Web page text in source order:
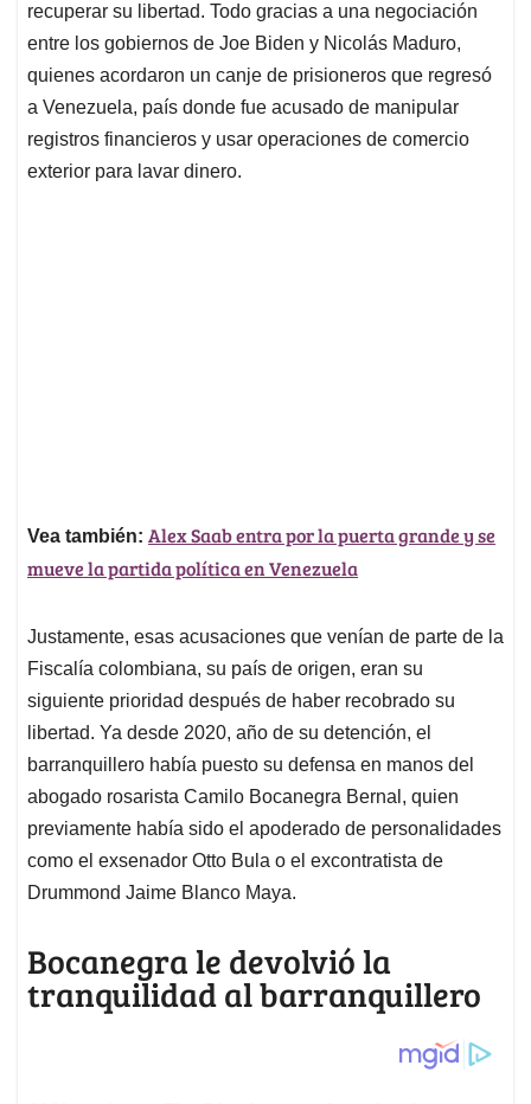
recuperar su libertad. Todo gracias a una negociación
entre los gobiernos de Joe Biden y Nicolás Maduro,
quienes acordaron un canje de prisioneros que regresó
a Venezuela, país donde fue acusado de manipular
registros financieros y usar operaciones de comercio
exterior para lavar dinero.
Vea también: Alex Saab entra por la puerta grande y se
mueve la partida política en Venezuela
Justamente, esas acusaciones que venían de parte de la
Fiscalía colombiana, su país de origen, eran su
siguiente prioridad después de haber recobrado su
libertad. Ya desde 2020, año de su detención, el
barranquillero había puesto su defensa en manos del
abogado rosarista Camilo Bocanegra Bernal, quien
previamente había sido el apoderado de personalidades
como el exsenador Otto Bula o el excontratista de
Drummond Jaime Blanco Maya.
Bocanegra le devolvió la
tranquilidad al barranquillero